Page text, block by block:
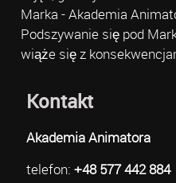
Marka - Akademia
Podszywanie się pod
wiąże się z
Kontakt
Akademia Animatora
telefon: +48 577 442 884